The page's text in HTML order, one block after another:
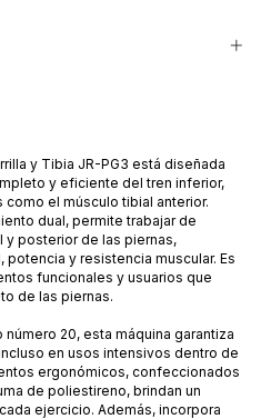
y Tibia JR-PG3 está diseñada
y eficiente del tren inferior,
el músculo tibial anterior.
dual, permite trabajar de
y posterior de las piernas,
y resistencia muscular. Es
funcionales y usuarios que
de las piernas.
20, esta máquina garantiza
en usos intensivos dentro de
ergonómicos, confeccionados
de poliestireno, brindan un
ejercicio. Además, incorpora